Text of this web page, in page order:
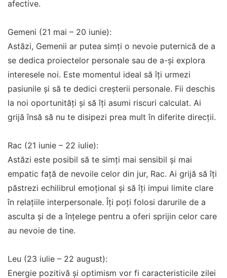
afective.
Gemeni (21 mai – 20 iunie):
Astăzi, Gemenii ar putea simți o nevoie puternică de a
se dedica proiectelor personale sau de a-și explora
interesele noi. Este momentul ideal să îți urmezi
pasiunile și să te dedici creșterii personale. Fii deschis
la noi oportunități și să îți asumi riscuri calculat. Ai
grijă însă să nu te disipezi prea mult în diferite direcții.
Rac (21 iunie – 22 iulie):
Astăzi este posibil să te simți mai sensibil și mai
empatic față de nevoile celor din jur, Rac. Ai grijă să îți
păstrezi echilibrul emoțional și să îți impui limite clare
în relațiile interpersonale. Îți poți folosi darurile de a
asculta și de a înțelege pentru a oferi sprijin celor care
au nevoie de tine.
Leu (23 iulie – 22 august):
Energie pozitivă și optimism vor fi caracteristicile zilei